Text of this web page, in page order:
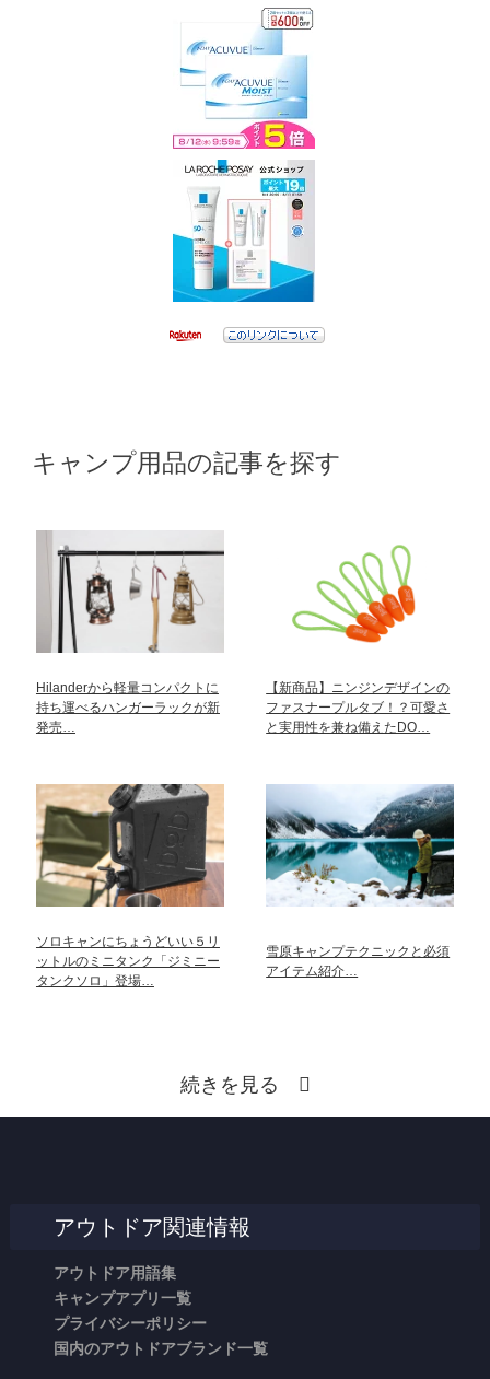
キャンプ用品の記事を探す
Hilanderから軽量コンパクトに
持ち運べるハンガーラックが新
発売…
【新商品】ニンジンデザインの
ファスナープルタブ！？可愛さ
と実用性を兼ね備えたDO…
ソロキャンにちょうどいい５リ
ットルのミニタンク「ジミニー
タンクソロ」登場…
雪原キャンプテクニックと必須
アイテム紹介…
続きを見る
アウトドア関連情報
アウトドア用語集
キャンプアプリ一覧
プライバシーポリシー
国内のアウトドアブランド一覧